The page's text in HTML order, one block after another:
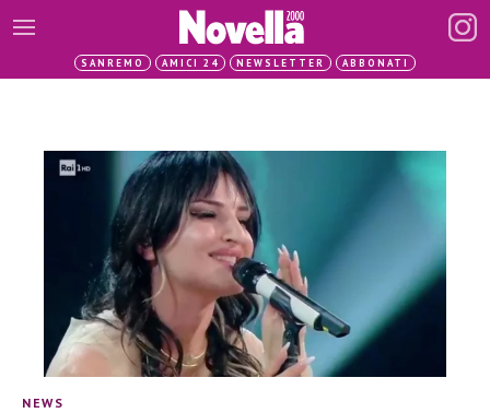
SANREMO AMICI 24 NEWSLETTER ABBONATI
NEWS